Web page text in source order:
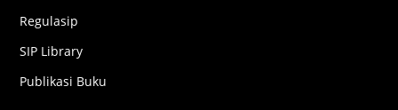
Regulasip
SIP Library
Publikasi Buku